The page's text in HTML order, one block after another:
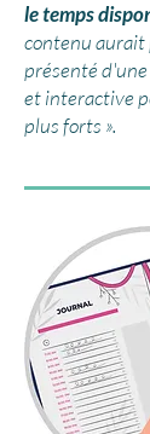
le temps
contenu aurait
présenté
et interactive
plus forts ».